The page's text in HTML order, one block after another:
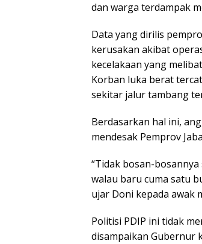
dan warga terdampak
Data yang dirilis
kerusakan akibat
kecelakaan yang
Korban luka berat
sekitar jalur tambang
Berdasarkan hal ini,
mendesak Pemprov
“Tidak bosan-
walau baru cuma satu
ujar Doni kepada awak
Politisi PDIP ini tidak
disampaikan Gubernur